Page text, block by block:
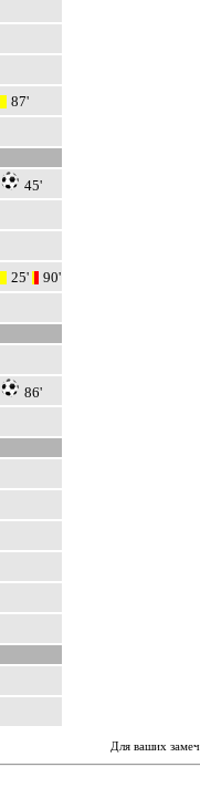
87'
45'
25' 90'
86'
Для ваших